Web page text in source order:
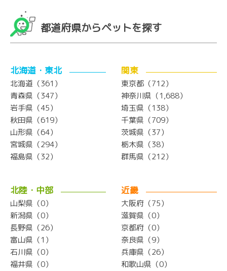
都道府県からペットを探す
北海道・東北
北海道（361）
青森県（347）
岩手県（45）
秋田県（619）
山形県（64）
宮城県（294）
福島県（32）
関東
東京都（712）
神奈川県（1,688）
埼玉県（138）
千葉県（709）
茨城県（37）
栃木県（38）
群馬県（212）
北陸・中部
山梨県（0）
新潟県（0）
長野県（26）
富山県（1）
石川県（0）
福井県（0）
近畿
大阪府（75）
滋賀県（0）
京都府（0）
奈良県（9）
兵庫県（26）
和歌山県（0）